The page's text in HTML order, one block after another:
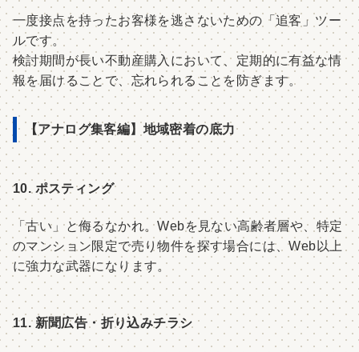
一度接点を持ったお客様を逃さないための「追客」ツー
ルです。
検討期間が長い不動産購入において、定期的に有益な情
報を届けることで、忘れられることを防ぎます。
【アナログ集客編】地域密着の底力
10. ポスティング
「古い」と侮るなかれ。Webを見ない高齢者層や、特定
のマンション限定で売り物件を探す場合には、Web以上
に強力な武器になります。
11. 新聞広告・折り込みチラシ